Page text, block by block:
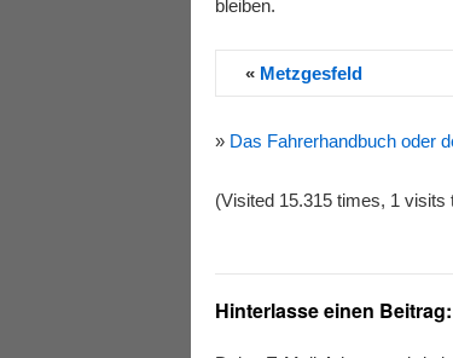
bleiben.
« Metzgesfeld
» Das Fahrerhandbuch oder
(Visited 15.315 times, 1 visits
Hinterlasse einen Beitrag: